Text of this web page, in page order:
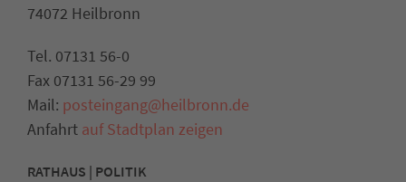
74072 Heilbronn
Tel. 07131 56-0
Fax 07131 56-29 99
Mail: posteingang@heilbronn.de
Anfahrt auf Stadtplan zeigen
RATHAUS | POLITIK